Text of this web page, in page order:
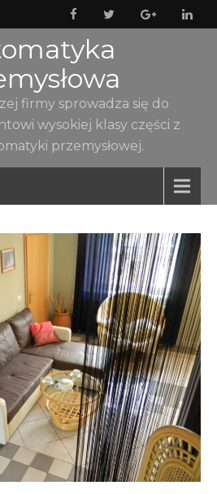
firmy sprowadza się do
wysokiej klasy części z
przemysłowej.